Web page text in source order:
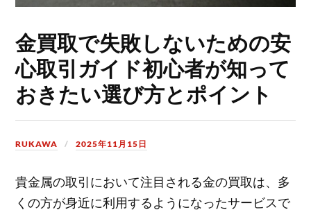
金買取で失敗しないための安
心取引ガイド初心者が知って
おきたい選び方とポイント
RUKAWA 2025年11月15日
貴金属の取引において注目される金の買取は、多
くの方が身近に利用するようになったサービスで